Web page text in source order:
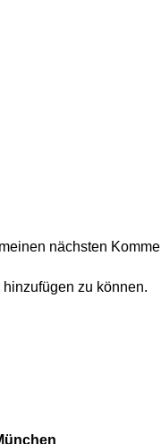
nächsten
zu können.